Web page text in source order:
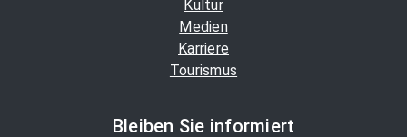
Kultur
Medien
Karriere
Tourismus
Bleiben Sie informiert